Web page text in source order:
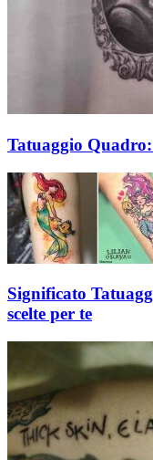
Tatuaggio
Significato
scelte per te